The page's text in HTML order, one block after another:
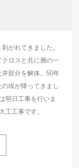
がれてきました。
ロスと共に層の一
部分を解体。50年
埃が降ってきまし
明日工事を行いま
工工事です。